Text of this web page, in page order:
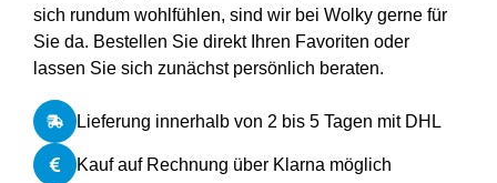
sich rundum wohlfühlen, sind wir bei Wolky gerne für
Sie da. Bestellen Sie direkt Ihren Favoriten oder
lassen Sie sich zunächst persönlich beraten.
Lieferung innerhalb von 2 bis 5 Tagen mit DHL
Kauf auf Rechnung über Klarna möglich